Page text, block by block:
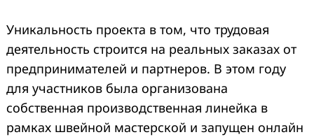
Уникальность проекта в том, что трудовая
деятельность строится на реальных заказах от
предпринимателей и партнеров. В этом году
для участников была организована
собственная производственная линейка в
рамках швейной мастерской и запущен онлайн